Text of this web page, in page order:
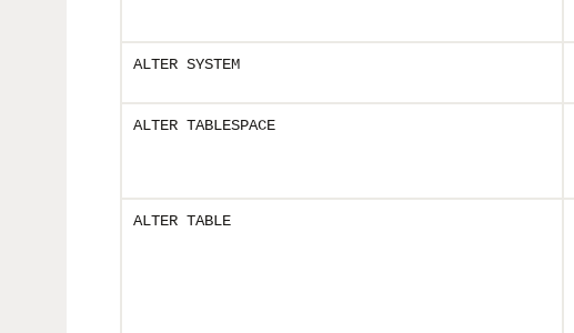
ALTER SYSTEM
ALTER TABLESPACE
ALTER TABLE